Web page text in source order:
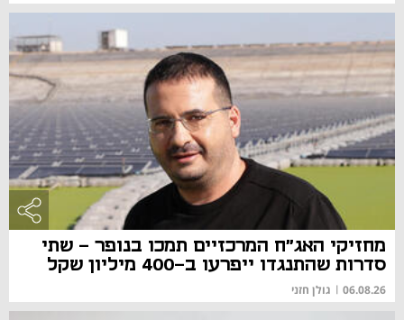
מחזיקי האג"ח המרכזיים תמכו בנופר - שתי
סדרות שהתנגדו ייפרעו ב-400 מיליון שקל
06.08.26
| גולן חזני